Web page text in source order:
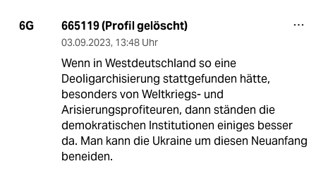
6G 665119 (Profil gelöscht)
03.09.2023, 13:48 Uhr
Wenn in Westdeutschland so eine
Deoligarchisierung stattgefunden hätte,
besonders von Weltkriegs- und
Arisierungsprofiteuren, dann ständen die
demokratischen Institutionen einiges besser
da. Man kann die Ukraine um diesen Neuanfang
beneiden.